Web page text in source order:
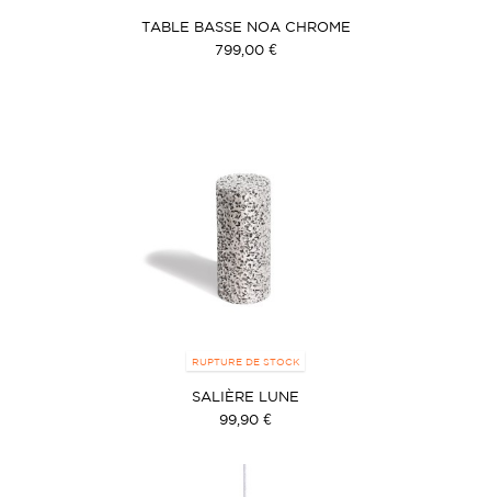
TABLE BASSE NOA CHROME
799,00 €
RUPTURE DE STOCK
SALIÈRE LUNE
99,90 €